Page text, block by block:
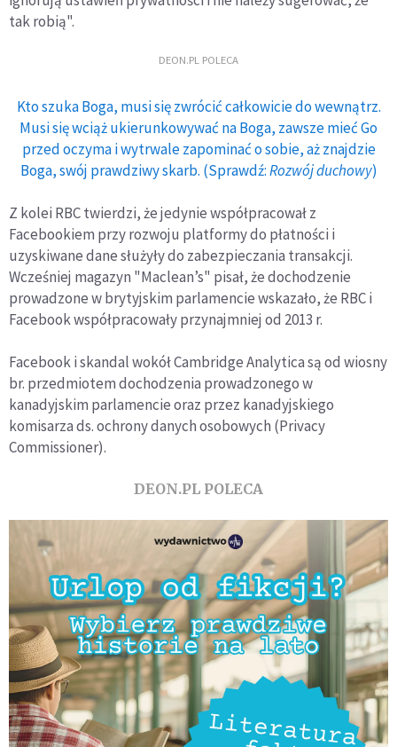
tak robią".
DEON.PL POLECA
Kto szuka Boga, musi się zwrócić całkowicie do wewnątrz.
Musi się wciąż ukierunkowywać na Boga, zawsze mieć Go
przed oczyma i wytrwale zapominać o sobie, aż znajdzie
Boga, swój prawdziwy skarb. (Sprawdź:Rozwój duchowy)
Z kolei RBC twierdzi, że jedynie współpracował z
Facebookiem przy rozwoju platformy do płatności i
uzyskiwane dane służyły do zabezpieczania transakcji.
Wcześniej magazyn "Maclean’s" pisał, że dochodzenie
prowadzone w brytyjskim parlamencie wskazało, że RBC i
Facebook współpracowały przynajmniej od 2013 r.
Facebook i skandal wokół Cambridge Analytica są od wiosny
br. przedmiotem dochodzenia prowadzonego w
kanadyjskim parlamencie oraz przez kanadyjskiego
komisarza ds. ochrony danych osobowych (Privacy
Commissioner).
DEON.PL POLECA